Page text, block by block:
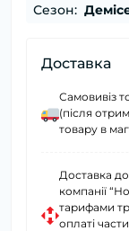
Сезон:
Доставка
Самовивіз
(після
товару в
Доставка
компанії
тарифами
оплаті